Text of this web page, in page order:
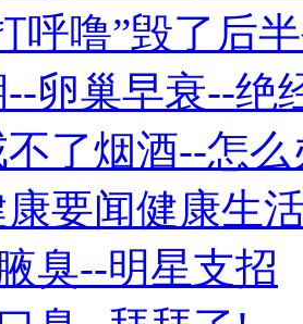
呼噜”毁了后
卵巢早衰--绝
了烟酒--怎么
要闻健康生
臭--明星支招